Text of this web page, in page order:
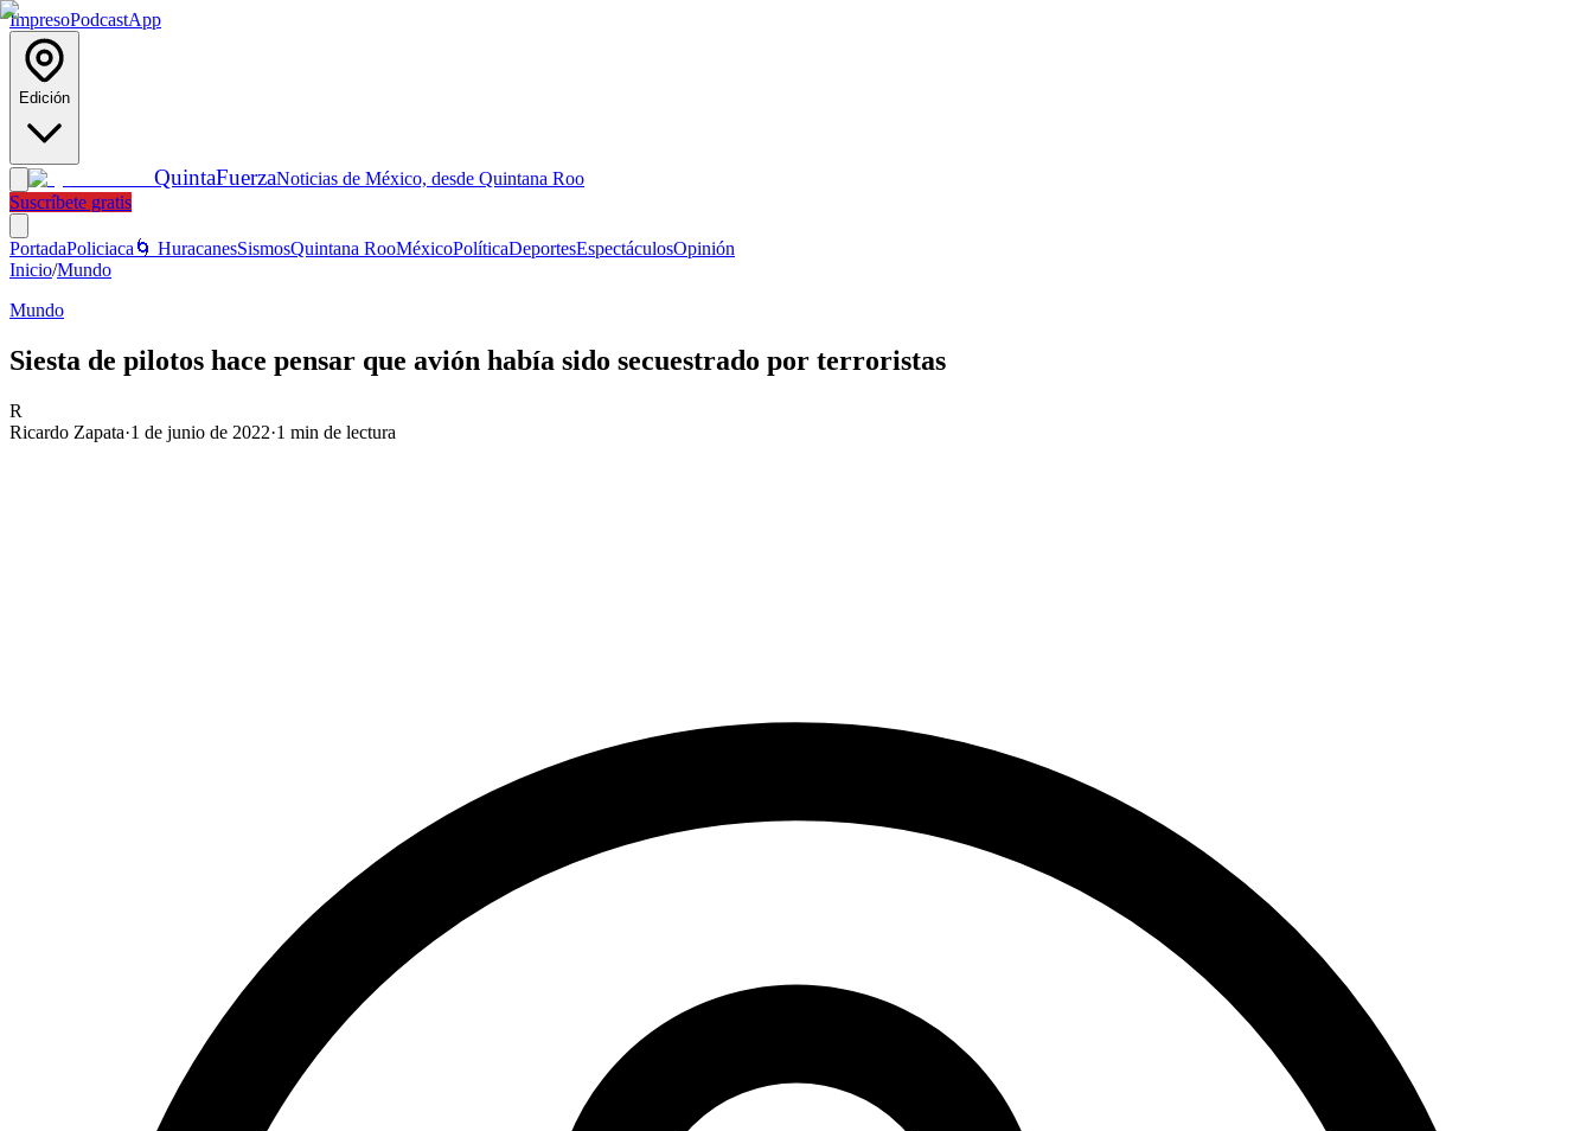
ImpresoPodcastApp
Edición
QuintaFuerzaNoticias de México, desde Quintana Roo
Suscríbete gratis
PortadaPoliciaca 🌀 HuracanesSismosQuintana RooMéxicoPolíticaDeportesEspectáculosOpinión
Inicio/Mundo
Mundo
Siesta de pilotos hace pensar que avión había sido secuestrado por terroristas
R
Ricardo Zapata·1 de junio de 2022·1 min de lectura